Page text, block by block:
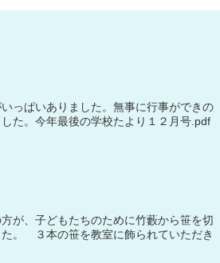
っぱいありました。無事に行事ができの
た。今年最後の学校たより１２月号.pdf
、子どもたちのために竹藪から笹を切
。 ３本の笹を教室に飾られていただき